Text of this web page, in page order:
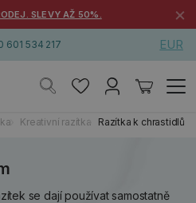
SLEVY AŽ 50%. ×
601 534 217 EUR
Kreativní razítka Razítka k chrastidlům
se dají používat samostatně